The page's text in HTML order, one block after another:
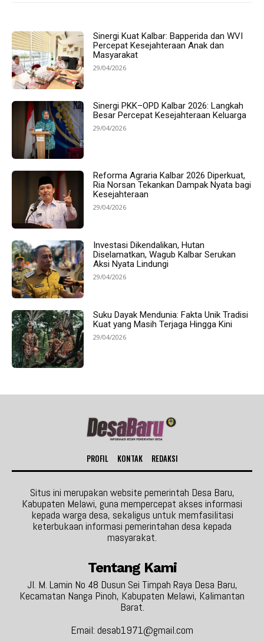
Sinergi Kuat Kalbar: Bapperida dan WVI
Percepat Kesejahteraan Anak dan
Masyarakat
29/04/2026
Sinergi PKK–OPD Kalbar 2026: Langkah
Besar Percepat Kesejahteraan Keluarga
29/04/2026
Reforma Agraria Kalbar 2026 Diperkuat,
Ria Norsan Tekankan Dampak Nyata bagi
Kesejahteraan
29/04/2026
Investasi Dikendalikan, Hutan
Diselamatkan, Wagub Kalbar Serukan
Aksi Nyata Lindungi
29/04/2026
Suku Dayak Mendunia: Fakta Unik Tradisi
Kuat yang Masih Terjaga Hingga Kini
29/04/2026
PROFIL KONTAK REDAKSI
Situs ini merupakan website pemerintah Desa Baru,
Kabupaten Melawi, guna mempercepat akses informasi
kepada warga desa, sekaligus untuk memfasilitasi
keterbukaan informasi pemerintahan desa kepada
masyarakat.
Tentang Kami
Jl. M. Lamin No 48 Dusun Sei Timpah Raya Desa Baru,
Kecamatan Nanga Pinoh, Kabupaten Melawi, Kalimantan
Barat.
Email: desab1971@gmail.com